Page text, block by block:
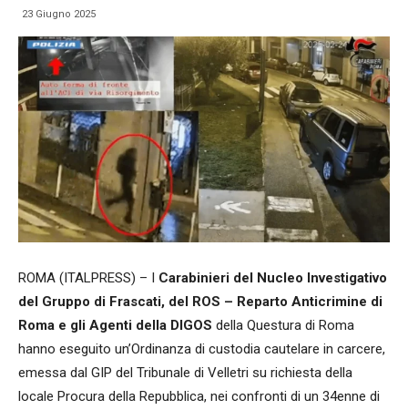
23 Giugno 2025
ROMA (ITALPRESS) – I Carabinieri del Nucleo Investigativo
del Gruppo di Frascati, del ROS – Reparto Anticrimine di
Roma e gli Agenti della DIGOS della Questura di Roma
hanno eseguito un’Ordinanza di custodia cautelare in carcere,
emessa dal GIP del Tribunale di Velletri su richiesta della
locale Procura della Repubblica, nei confronti di un 34enne di